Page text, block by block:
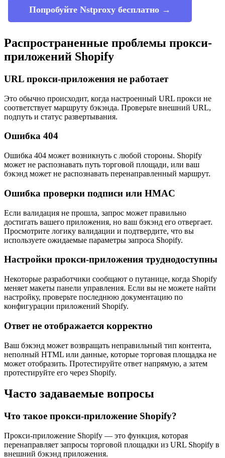
Попробуйте Nstproxy бесплатно →
Распространенные проблемы прокси-
приложений Shopify
URL прокси-приложения не работает
Это обычно происходит, когда настроенный URL прокси не
соответствует маршруту бэкэнда. Проверьте внешний URL,
подпуть и статус развертывания.
Ошибка 404
Ошибка 404 может возникнуть с любой стороны. Shopify
может не распознавать путь торговой площади, или ваш
бэкэнд может не распознавать перенаправленный маршрут.
Ошибка проверки подписи или HMAC
Если валидация не прошла, запрос может правильно
достигать вашего приложения, но ваш бэкэнд его отвергает.
Просмотрите логику валидации и подтвердите, что вы
используете ожидаемые параметры запроса Shopify.
Настройки прокси-приложения труднодоступны
Некоторые разработчики сообщают о путанице, когда Shopify
меняет макеты панели управления. Если вы не можете найти
настройку, проверьте последнюю документацию по
конфигурации приложений Shopify.
Ответ не отображается корректно
Ваш бэкэнд может возвращать неправильный тип контента,
неполный HTML или данные, которые торговая площадка не
может отобразить. Протестируйте ответ напрямую, а затем
протестируйте его через Shopify.
Часто задаваемые вопросы
Что такое прокси-приложение Shopify?
Прокси-приложение Shopify — это функция, которая
перенаправляет запросы торговой площадки из URL Shopify в
внешний бэкэнд приложения.